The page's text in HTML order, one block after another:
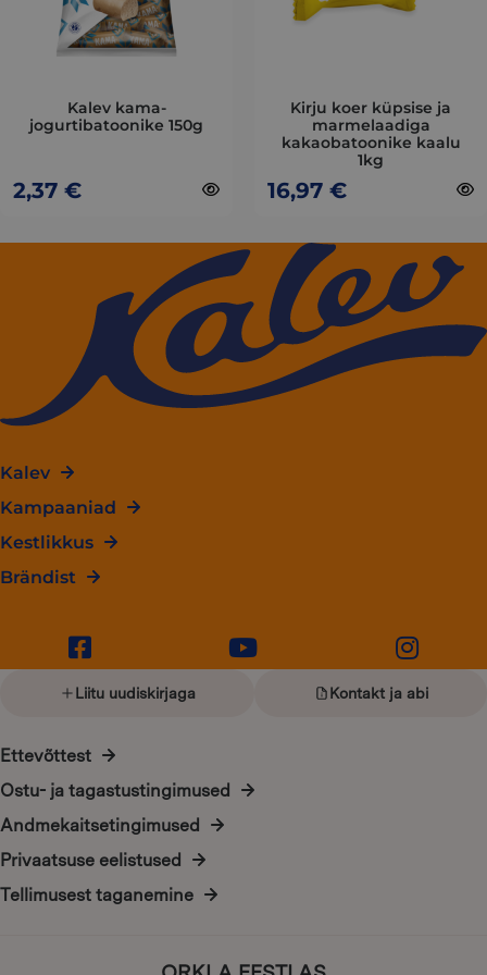
Kalev kama-
jogurtibatoonike 150g
2,37 €
the
page
Kirju koer küpsise ja
marmelaadiga
kakaobatoonike kaalu
1kg
16,97 €
page
Kalev
Kampaaniad
Kestlikkus
Brändist
Liitu uudiskirjaga Kontakt ja abi
Ettevõttest
Ostu- ja tagastustingimused
Andmekaitsetingimused
Privaatsuse eelistused
Tellimusest taganemine